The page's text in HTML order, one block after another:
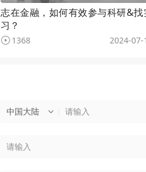
志在金融，如何有效参与科研&找
习？
1368 2024-07-
中国大陆